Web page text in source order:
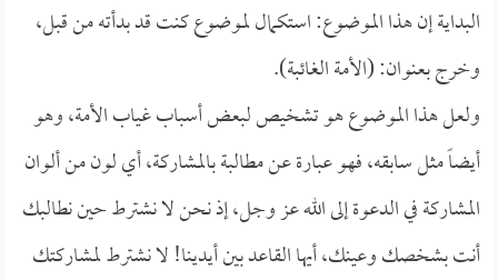
البداية إن هذا الموضوع: استكمال لموضوع كنت قد بدأته من قبل،
وخرج بعنوان: (الأمة الغائبة).
ولعل هذا الموضوع هو تشخيص لبعض أسباب غياب الأمة، وهو
أيضاً مثل سابقه، فهو عبارة عن مطالبة بالمشاركة، أي لون من ألوان
المشاركة في الدعوة إلى الله عز وجل، إذ نحن لا نشترط حين نطالبك
أنت بشخصك وعينك، أيها القاعد بين أيدينا! لا نشترط لمشاركتك